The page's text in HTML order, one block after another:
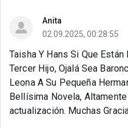
Anita
02.09.2025, 00:28:55
Taisha Y Hans Si Que
Tercer Hijo, Ojalá Sea
Leona A Su Pequeña
Bellísima Novela,
actualización. Muchas